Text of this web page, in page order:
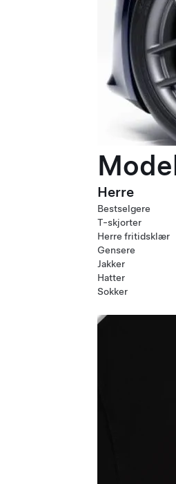
Herre
Bestselgere
T-skjorter
Herre fritidsklær
Gensere
Jakker
Hatter
Sokker